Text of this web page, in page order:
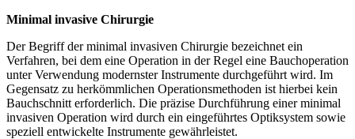
Minimal invasive Chirurgie
Der Begriff der minimal invasiven Chirurgie bezeichnet ein
Verfahren, bei dem eine Operation in der Regel eine Bauchoperation
unter Verwendung modernster Instrumente durchgeführt wird. Im
Gegensatz zu herkömmlichen Operationsmethoden ist hierbei kein
Bauchschnitt erforderlich. Die präzise Durchführung einer minimal
invasiven Operation wird durch ein eingeführtes Optiksystem sowie
speziell entwickelte Instrumente gewährleistet.